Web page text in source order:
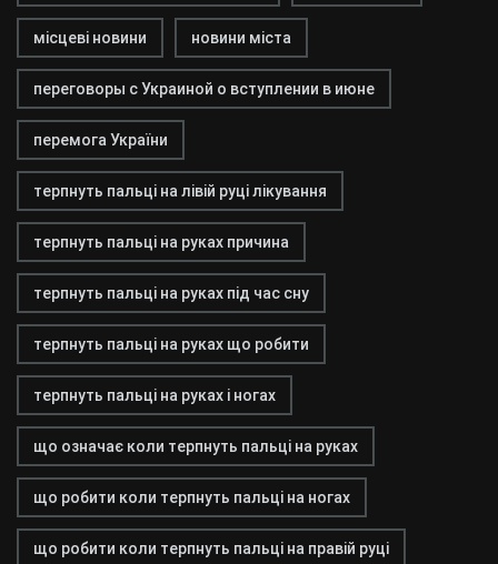
місцеві новини новини міста
переговоры с Украиной о вступлении в июне
перемога України
терпнуть пальці на лівій руці лікування
терпнуть пальці на руках причина
терпнуть пальці на руках під час сну
терпнуть пальці на руках що робити
терпнуть пальці на руках і ногах
що означає коли терпнуть пальці на руках
що робити коли терпнуть пальці на ногах
що робити коли терпнуть пальці на правій руці